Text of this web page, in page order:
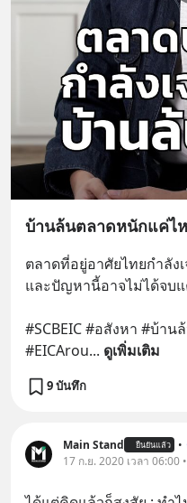
บ้านล้นตลาดหนักแค่ไ
ตลาดที่อยู่อาศัยไทยกำลั
และปัญหานี้อาจไม่ได้จบแ
#SCBEIC #อสังหา #บ้าน
#EICArou... ดูเพิ่มเติม
9 บันทึก
Main Stand ยืนยันแล้ว •
17 ก.ย. 2020 เวลา 06:00